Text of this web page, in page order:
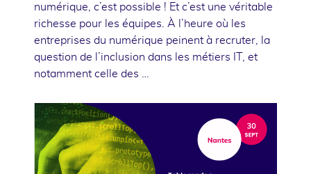
numérique, c’est possible ! Et c’est une véritable
richesse pour les équipes. À l’heure où les
entreprises du numérique peinent à recruter, la
question de l’inclusion dans les métiers IT, et
notamment celle des …